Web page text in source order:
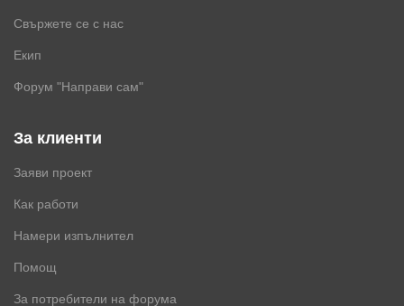
Свържете се с нас
Екип
Форум "Направи сам"
За клиенти
Заяви проект
Как работи
Намери изпълнител
Помощ
За потребители на форума